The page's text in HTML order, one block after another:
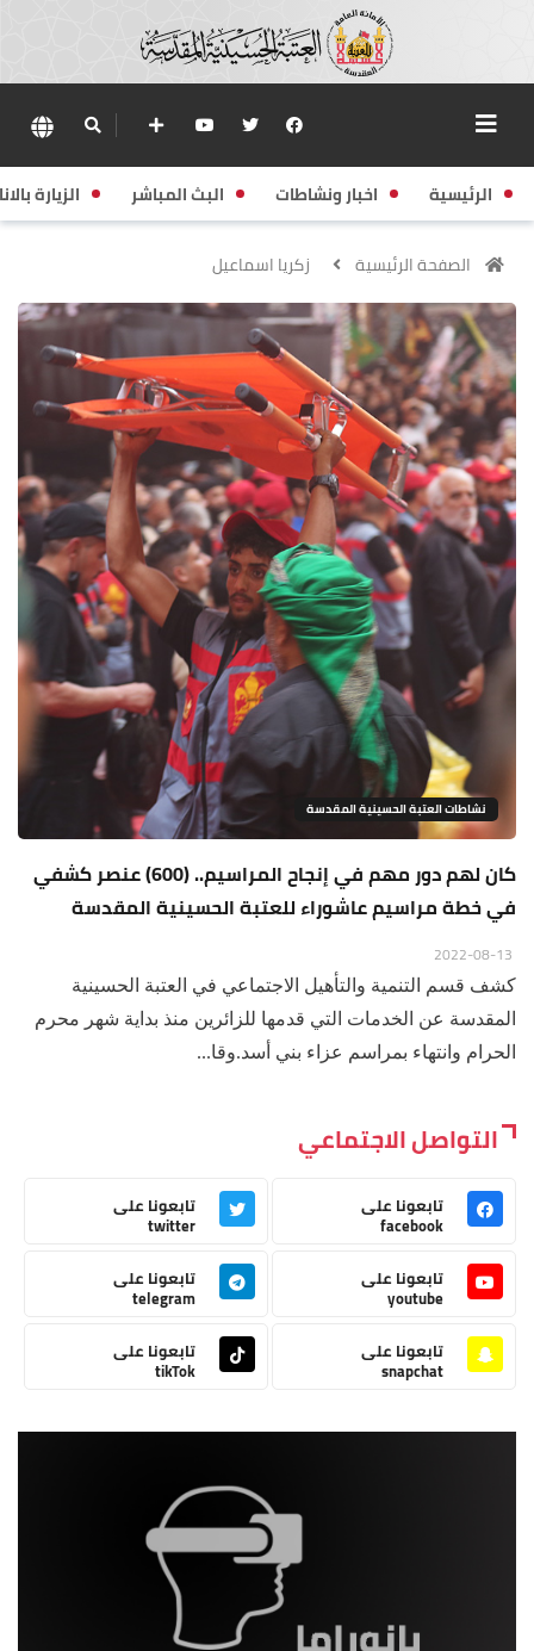
الرئيسية اخبار ونشاطات البث المباشر الزيارة
الصفحة الرئيسية زكريا اسماعيل
نشاطات العتبة الحسينية المقدسة
كان لهم دور مهم في إنجاح المراسيم.. (600) عنصر كشفي
في خطة مراسيم عاشوراء للعتبة الحسينية المقدسة
كشف قسم التنمية والتأهيل الاجتماعي في العتبة الحسينية
المقدسة عن الخدمات التي قدمها للزائرين منذ بداية شهر محرم
الحرام وانتهاء بمراسم عزاء بني أسد.وقا...
التواصل الاجتماعي
تابعونا على
facebook
تابعونا على
twitter
تابعونا على
youtube
تابعونا على
telegram
تابعونا على
snapchat
تابعونا على
tikTok